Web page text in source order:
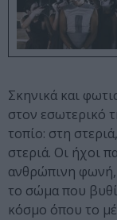
Σκηνικά και
στον εσωτερικό
τοπίο: στη
στεριά. Οι ήχοι
ανθρώπινη φωνή,
το σώμα που
κόσμο όπου το